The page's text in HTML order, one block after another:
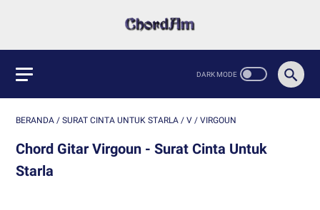
BERANDA / SURAT CINTA UNTUK STARLA / V / VIRGOUN
Chord Gitar Virgoun - Surat Cinta Untuk
Starla